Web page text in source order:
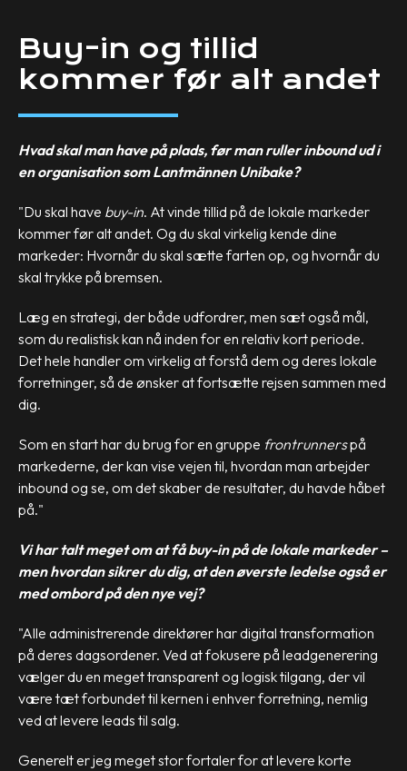
Buy-in og tillid
kommer før alt andet
Hvad skal man have på plads, før man ruller inbound ud i
en organisation som Lantmännen Unibake?
"Du skal have buy-in. At vinde tillid på de lokale markeder
kommer før alt andet. Og du skal virkelig kende dine
markeder: Hvornår du skal sætte farten op, og hvornår du
skal trykke på bremsen.
Læg en strategi, der både udfordrer, men sæt også mål,
som du realistisk kan nå inden for en relativ kort periode.
Det hele handler om virkelig at forstå dem og deres lokale
forretninger, så de ønsker at fortsætte rejsen sammen med
dig.
Som en start har du brug for en gruppe frontrunnerspå
markederne, der kan vise vejen til, hvordan man arbejder
inbound og se, om det skaber de resultater, du havde håbet
på."
Vi har talt meget om at få buy-in på de lokale markeder –
men hvordan sikrer du dig, at den øverste ledelse også er
med ombord på den nye vej?
"Alle administrerende direktører har digital transformation
på deres dagsordener. Ved at fokusere på leadgenerering
vælger du en meget transparent og logisk tilgang, der vil
være tæt forbundet til kernen i enhver forretning, nemlig
ved at levere leads til salg.
Generelt er jeg meget stor fortaler for at levere korte